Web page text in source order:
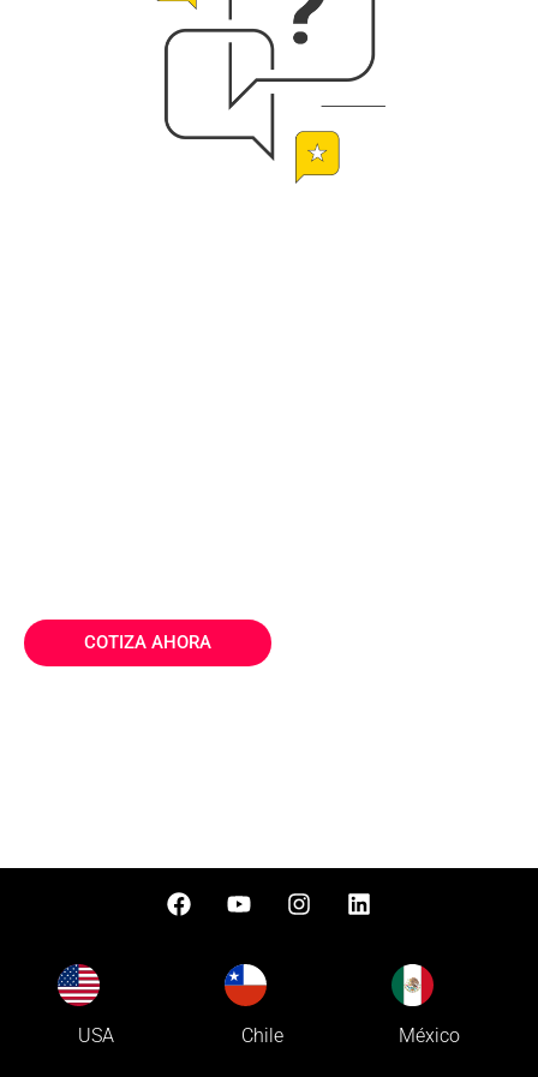
COTIZA AHORA
USA Chile México